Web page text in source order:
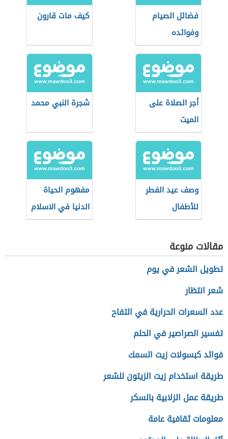
فضائل الصيام
وفوائده
كيف مات قارون
أجر الصلاة على
الميت
شجرة النبي محمد
وصف عيد الفطر
للأطفال
مفهوم الحياة
الدنيا في الاسلام
مقالات منوعة
تطويل الشعر في يوم
شعر انتظار
عدد السعرات الحرارية في التفاح
تفسير الصراصير في الحلم
فوائد كبسولات زيت السمك
طريقة استخدام زيت الزيتون للشعر
طريقة عمل الزلابية بالسكر
معلومات ثقافية عامة